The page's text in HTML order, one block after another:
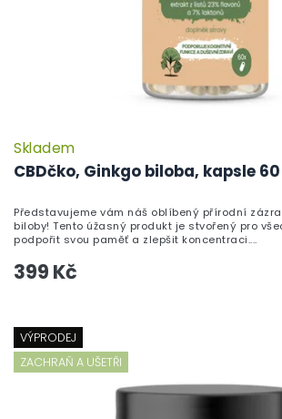
CBDčko, Ginkgo biloba, kapsle 60
Skladem
399 Kč
Představujeme vám náš oblíbený přírodní
biloby! Tento úžasný produkt je stvořený pro
podpořit svou paměť a zlepšit koncentraci....
VÝPRODEJ
ZACHRAŇ A UŠETŘI